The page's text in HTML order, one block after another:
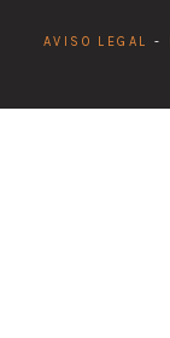
AVISO LEGAL -